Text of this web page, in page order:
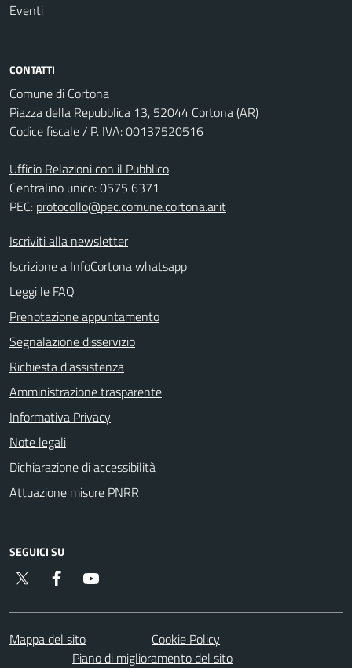
Eventi
CONTATTI
Comune di Cortona
Piazza della Repubblica 13, 52044 Cortona (AR)
Codice fiscale / P. IVA: 00137520516
Ufficio Relazioni con il Pubblico
Centralino unico: 0575 6371
PEC: protocollo@pec.comune.cortona.ar.it
Iscriviti alla newsletter
Iscrizione a InfoCortona whatsapp
Leggi le FAQ
Prenotazione appuntamento
Segnalazione disservizio
Richiesta d'assistenza
Amministrazione trasparente
Informativa Privacy
Note legali
Dichiarazione di accessibilità
Attuazione misure PNRR
SEGUICI SU
Twitter Facebook
Mappa del sito
Cookie Policy
Piano di miglioramento del sito